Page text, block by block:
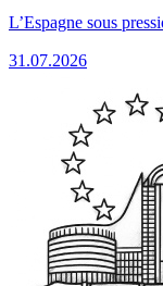
L’Espagne sous
31.07.2026